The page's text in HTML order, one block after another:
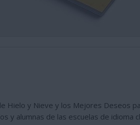
Hielo y Nieve y los Mejores Deseos
y alumnas de las escuelas de idioma